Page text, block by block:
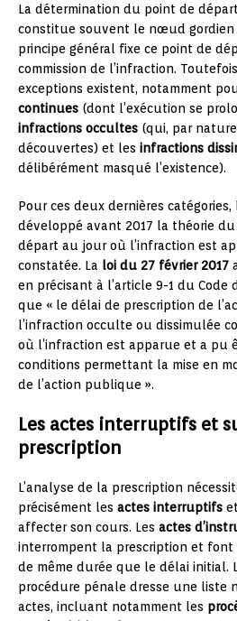
La détermination du point de
constitue souvent le nœud gordien
principe général fixe ce point de
commission de l’infraction.
exceptions existent, notamment
continues (dont l’exécution se
infractions occultes (qui, par
découvertes) et les infractions
délibérément masqué l’existence).
Pour ces deux dernières catégories,
développé avant 2017 la théorie
départ au jour où l’infraction est
constatée. La loi du 27 février 2017
en précisant à l’article 9-1 du Code
que « le délai de prescription de
l’infraction occulte ou dissimulée
où l’infraction est apparue et a pu
conditions permettant la mise en
de l’action publique ».
Les actes interruptifs et
prescription
L’analyse de la prescription
précisément les actes interruptifs et
affecter son cours. Les actes
interrompent la prescription et
de même durée que le délai initial.
procédure pénale dresse une liste
actes, incluant notamment les